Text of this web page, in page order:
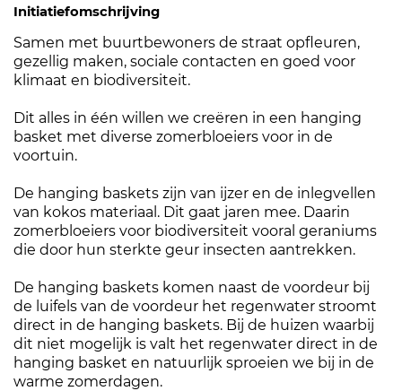
Initiatiefomschrijving
Samen met buurtbewoners de straat opfleuren,
gezellig maken, sociale contacten en goed voor
klimaat en biodiversiteit.
Dit alles in één willen we creëren in een hanging
basket met diverse zomerbloeiers voor in de
voortuin.
De hanging baskets zijn van ijzer en de inlegvellen
van kokos materiaal. Dit gaat jaren mee. Daarin
zomerbloeiers voor biodiversiteit vooral geraniums
die door hun sterkte geur insecten aantrekken.
De hanging baskets komen naast de voordeur bij
de luifels van de voordeur het regenwater stroomt
direct in de hanging baskets. Bij de huizen waarbij
dit niet mogelijk is valt het regenwater direct in de
hanging basket en natuurlijk sproeien we bij in de
warme zomerdagen.